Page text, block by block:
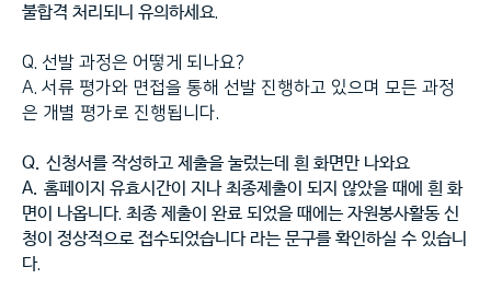
불합격 처리되니 유의하세요.
Q. 선발 과정은 어떻게 되나요?
A. 서류 평가와 면접을 통해 선발 진행하고 있으며 모든 과정
은 개별 평가로 진행됩니다.
Q. 신청서를 작성하고 제출을 눌렀는데 흰 화면만 나와요
A. 홈페이지 유효시간이 지나 최종제출이 되지 않았을 때에 흰 화
면이 나옵니다. 최종 제출이 완료 되었을 때에는 자원봉사활동 신
청이 정상적으로 접수되었습니다 라는 문구를 확인하실 수 있습니
다.